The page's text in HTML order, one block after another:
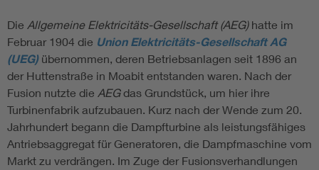
Die Allgemeine Elektricitäts-Gesellschaft (AEG)hatte im
Februar 1904 die Union Elektricitäts-Gesellschaft AG
(UEG)übernommen, deren Betriebsanlagen seit 1896 an
der Huttenstraße in Moabit entstanden waren. Nach der
Fusion nutzte die AEGdas Grundstück, um hier ihre
Turbinenfabrik aufzubauen. Kurz nach der Wende zum 20.
Jahrhundert begann die Dampfturbine als leistungsfähiges
Antriebsaggregat für Generatoren, die Dampfmaschine vom
Markt zu verdrängen. Im Zuge der Fusionsverhandlungen